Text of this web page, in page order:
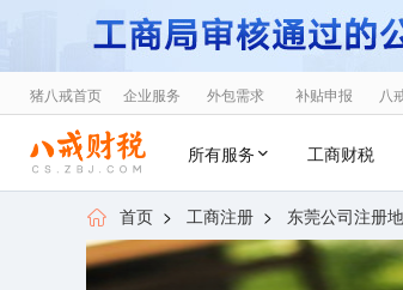
猪八戒首页 企业服务 外包需求 补贴申报 八
所有服务 工商财税
首页 > 工商注册 > 东莞公司注册